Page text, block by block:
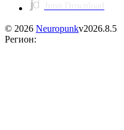
© 2026 Neuropunkv2026.8.5
Регион: